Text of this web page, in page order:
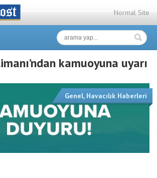
Normal Site
kamuoyuna uyarı
Genel, Havacılık Haberleri